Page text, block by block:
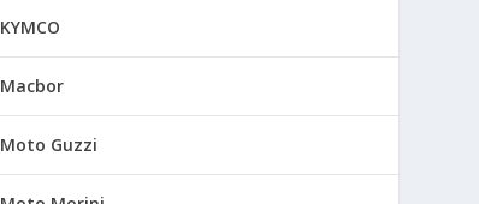
KYMCO
Macbor
Moto Guzzi